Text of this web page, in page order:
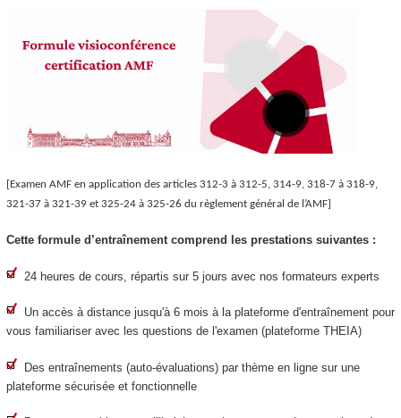
[Examen AMF en application des articles 312-3 à 312-5, 314-9, 318-7 à 318-9,
321-37 à 321-39 et 325-24 à 325-26 du règlement général de l’AMF]
Cette formule d’entraînement comprend les prestations suivantes :
24 heures de cours, répartis sur 5 jours avec nos formateurs experts
Un accès à distance jusqu'à 6 mois à la plateforme d'entraînement pour
vous familiariser avec les questions de l'examen (plateforme THEIA)
Des entraînements (auto-évaluations) par thème en ligne sur une
plateforme sécurisée et fonctionnelle